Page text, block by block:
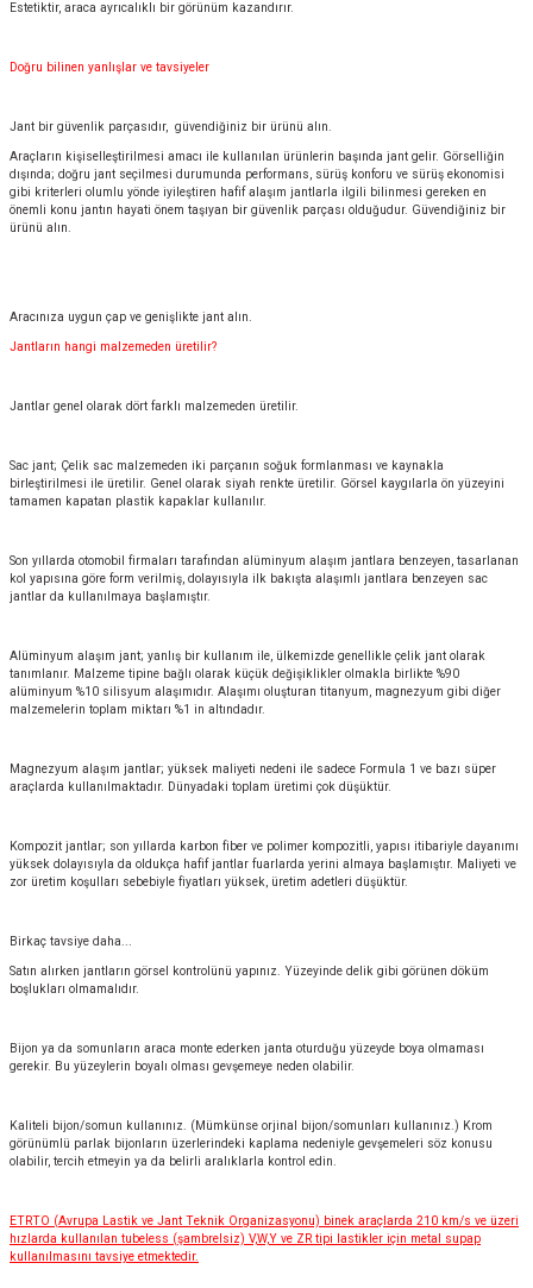
Estetiktir, araca ayrıcalıklı bir görünüm kazandırır.
Doğru bilinen yanlışlar ve tavsiyeler
Jant bir güvenlik parçasıdır, güvendiğiniz bir ürünü alın.
Araçların kişiselleştirilmesi amacı ile kullanılan ürünlerin başında jant gelir. Görselliğin
dışında; doğru jant seçilmesi durumunda performans, sürüş konforu ve sürüş ekonomisi
gibi kriterleri olumlu yönde iyileştiren hafif alaşım jantlarla ilgili bilinmesi gereken en
önemli konu jantın hayati önem taşıyan bir güvenlik parçası olduğudur. Güvendiğiniz bir
ürünü alın.
Aracınıza uygun çap ve genişlikte jant alın.
Jantların hangi malzemeden üretilir?
Jantlar genel olarak dört farklı malzemeden üretilir.
Sac jant; Çelik sac malzemeden iki parçanın soğuk formlanması ve kaynakla
birleştirilmesi ile üretilir. Genel olarak siyah renkte üretilir. Görsel kaygılarla ön yüzeyini
tamamen kapatan plastik kapaklar kullanılır.
Son yıllarda otomobil firmaları tarafından alüminyum alaşım jantlara benzeyen, tasarlanan
kol yapısına göre form verilmiş, dolayısıyla ilk bakışta alaşımlı jantlara benzeyen sac
jantlar da kullanılmaya başlamıştır.
Alüminyum alaşım jant; yanlış bir kullanım ile, ülkemizde genellikle çelik jant olarak
tanımlanır. Malzeme tipine bağlı olarak küçük değişiklikler olmakla birlikte %90
alüminyum %10 silisyum alaşımıdır. Alaşımı oluşturan titanyum, magnezyum gibi diğer
malzemelerin toplam miktarı %1 in altındadır.
Magnezyum alaşım jantlar; yüksek maliyeti nedeni ile sadece Formula 1 ve bazı süper
araçlarda kullanılmaktadır. Dünyadaki toplam üretimi çok düşüktür.
Kompozit jantlar; son yıllarda karbon fiber ve polimer kompozitli, yapısı itibariyle dayanımı
yüksek dolayısıyla da oldukça hafif jantlar fuarlarda yerini almaya başlamıştır. Maliyeti ve
zor üretim koşulları sebebiyle fiyatları yüksek, üretim adetleri düşüktür.
Birkaç tavsiye daha...
Satın alırken jantların görsel kontrolünü yapınız. Yüzeyinde delik gibi görünen döküm
boşlukları olmamalıdır.
Bijon ya da somunların araca monte ederken janta oturduğu yüzeyde boya olmaması
gerekir. Bu yüzeylerin boyalı olması gevşemeye neden olabilir.
Kaliteli bijon/somun kullanınız. (Mümkünse orjinal bijon/somunları kullanınız.) Krom
görünümlü parlak bijonların üzerlerindeki kaplama nedeniyle gevşemeleri söz konusu
olabilir, tercih etmeyin ya da belirli aralıklarla kontrol edin.
ETRTO (Avrupa Lastik ve Jant Teknik Organizasyonu) binek araçlarda 210 km/s ve üzeri
hızlarda kullanılan tubeless (şambrelsiz) V,W,Y ve ZR tipi lastikler için metal supap
kullanılmasını tavsiye etmektedir.